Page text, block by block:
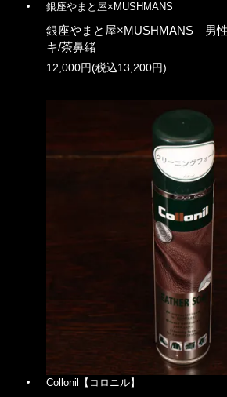
銀座やまと屋×MUSHMANS
銀座やまと屋×MUSHMANS 男
キ/茶鼻緒
12,000円(税込13,200円)
Collonil【コロニル】